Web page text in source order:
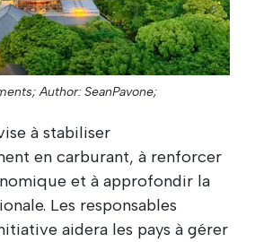
Author: SeanPavone;
à stabiliser
en carburant, à renforcer
et à approfondir la
Les responsables
aidera les pays à gérer